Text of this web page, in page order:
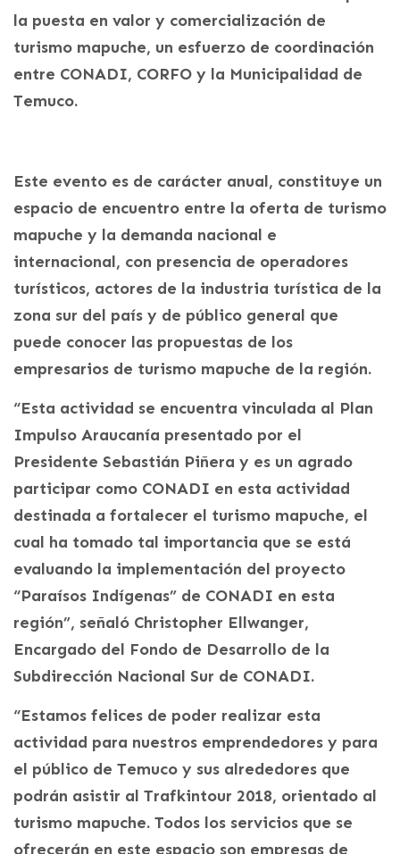
la puesta en valor y comercialización de
turismo mapuche, un esfuerzo de coordinación
entre CONADI, CORFO y la Municipalidad de
Temuco.
Este evento es de carácter anual, constituye un
espacio de encuentro entre la oferta de turismo
mapuche y la demanda nacional e
internacional, con presencia de operadores
turísticos, actores de la industria turística de la
zona sur del país y de público general que
puede conocer las propuestas de los
empresarios de turismo mapuche de la región.
“Esta actividad se encuentra vinculada al Plan
Impulso Araucanía presentado por el
Presidente Sebastián Piñera y es un agrado
participar como CONADI en esta actividad
destinada a fortalecer el turismo mapuche, el
cual ha tomado tal importancia que se está
evaluando la implementación del proyecto
“Paraísos Indígenas” de CONADI en esta
región”, señaló Christopher Ellwanger,
Encargado del Fondo de Desarrollo de la
Subdirección Nacional Sur de CONADI.
“Estamos felices de poder realizar esta
actividad para nuestros emprendedores y para
el público de Temuco y sus alrededores que
podrán asistir al Trafkintour 2018, orientado al
turismo mapuche. Todos los servicios que se
ofrecerán en este espacio son empresas de